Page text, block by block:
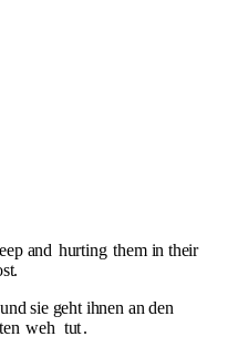
and hurting them in their
sie geht ihnen an den
weh tut.